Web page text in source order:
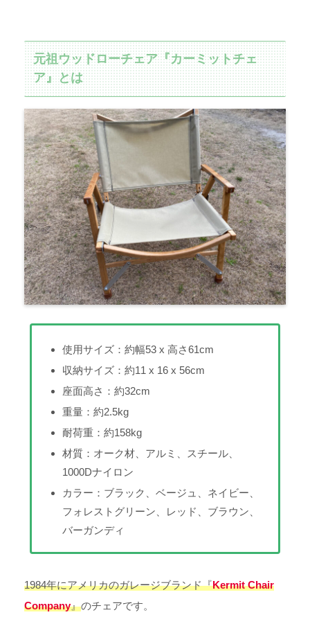
元祖ウッドローチェア『カーミットチェ
ア』とは
使用サイズ：約幅53 x 高さ61cm
収納サイズ：約11 x 16 x 56cm
座面高さ：約32cm
重量：約2.5kg
耐荷重：約158kg
材質：オーク材、アルミ、スチール、
1000Dナイロン
カラー：ブラック、ベージュ、ネイビー、
フォレストグリーン、レッド、ブラウン、
バーガンディ
1984年にアメリカのガレージブランド『Kermit Chair
Company』のチェアです。